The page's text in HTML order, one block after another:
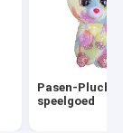
Pasen-
speelgoed